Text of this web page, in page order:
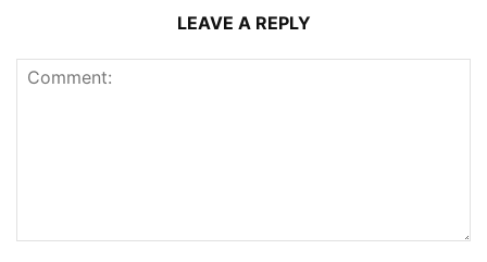
LEAVE A REPLY